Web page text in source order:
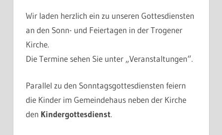
Wir laden herzlich ein zu unseren Gottesdiensten
an den Sonn- und Feiertagen in der Trogener
Kirche.
Die Termine sehen Sie unter „Veranstaltungen“.
Parallel zu den Sonntagsgottesdiensten feiern
die Kinder im Gemeindehaus neben der Kirche
den Kindergottesdienst.